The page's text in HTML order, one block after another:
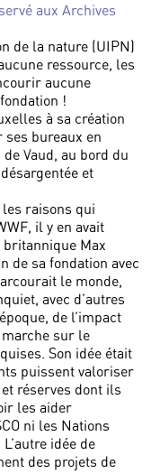
aux Archives
de la nature (UIPN)
ressource, les
aucune
!
à sa création
ses bureaux en
Vaud, au bord du
et
raisons qui
il y en avait
britannique Max
de sa fondation avec
le monde,
avec d’autres
de l’impact
sur le
Son idée était
puissent valoriser
réserves dont ils
les aider
ni les Nations
idée de
des projets de